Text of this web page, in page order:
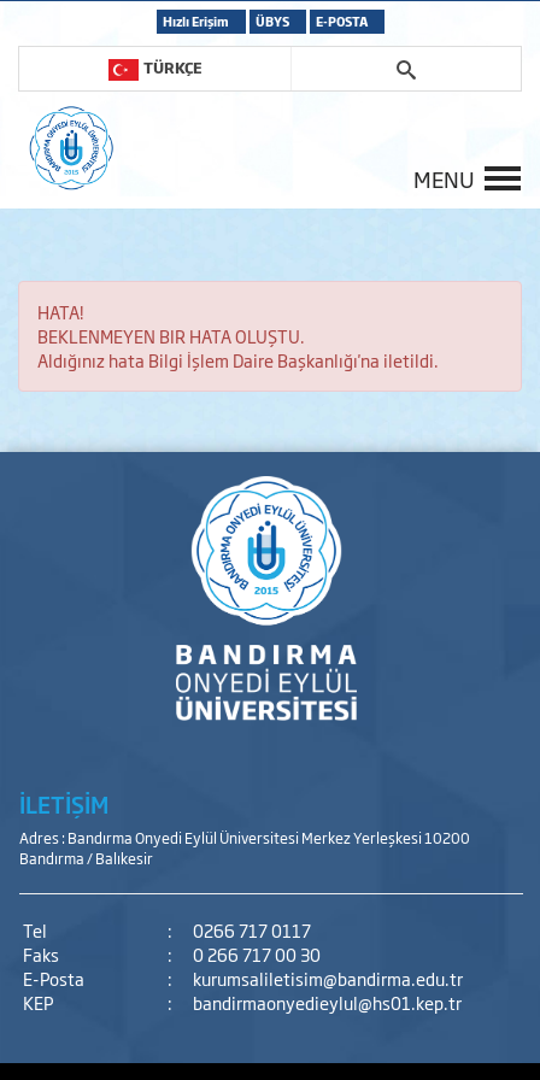
Hızlı Erişim ÜBYS E-POSTA
TÜRKÇE
MENU
HATA!
BEKLENMEYEN BIR HATA OLUŞTU.
Aldığınız hata Bilgi İşlem Daire Başkanlığı'na iletildi.
İLETİŞİM
Adres : Bandırma Onyedi Eylül Üniversitesi Merkez Yerleşkesi 10200
Bandırma / Balıkesir
Tel :
0266 717 0117
Faks
:
0 266 717 00 30
E-Posta
:
kurumsaliletisim@bandirma.edu.tr
KEP
: bandirmaonyedieylul@hs01.kep.tr